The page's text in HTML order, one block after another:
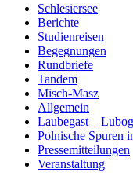
Schlesiersee
Berichte
Studienreisen
Begegnungen
Rundbriefe
Tandem
Misch-Masz
Allgemein
Laubegast –
Polnische Spuren
Pressemitteilungen
Veranstaltung